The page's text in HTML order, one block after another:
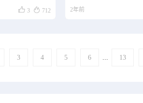
 3  712 2年前
3 4 5 6 ... 13